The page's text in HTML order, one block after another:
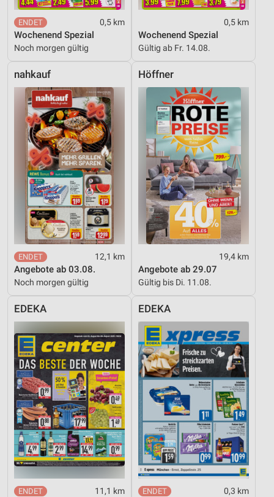
0,5 km
Wochenend Spezial
Noch morgen gültig
0,5 km
Wochenend Spezial
Gültig ab Fr. 14.08.
nahkauf
12,1 km
Angebote ab 03.08.
Noch morgen gültig
Höffner
19,4 km
Angebote ab 29.07
Gültig bis Di. 11.08.
EDEKA
11,1 km
EDEKA
0,3 km